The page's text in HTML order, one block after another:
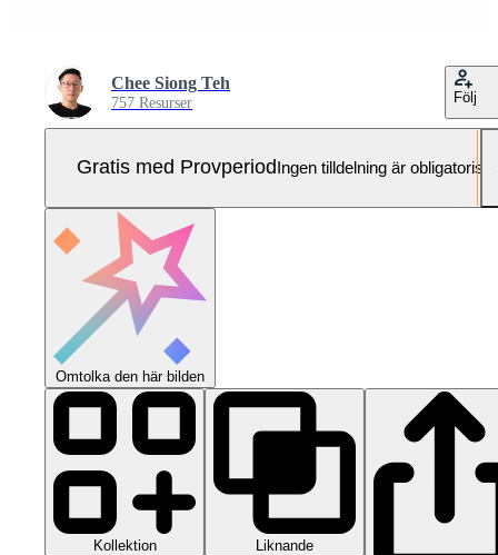
Chee Siong Teh
757 Resurser Följ
Gratis med ProvperiodIngen tilldelning är obligatorisk
Omtolka den här bilden
Kollektion Liknande